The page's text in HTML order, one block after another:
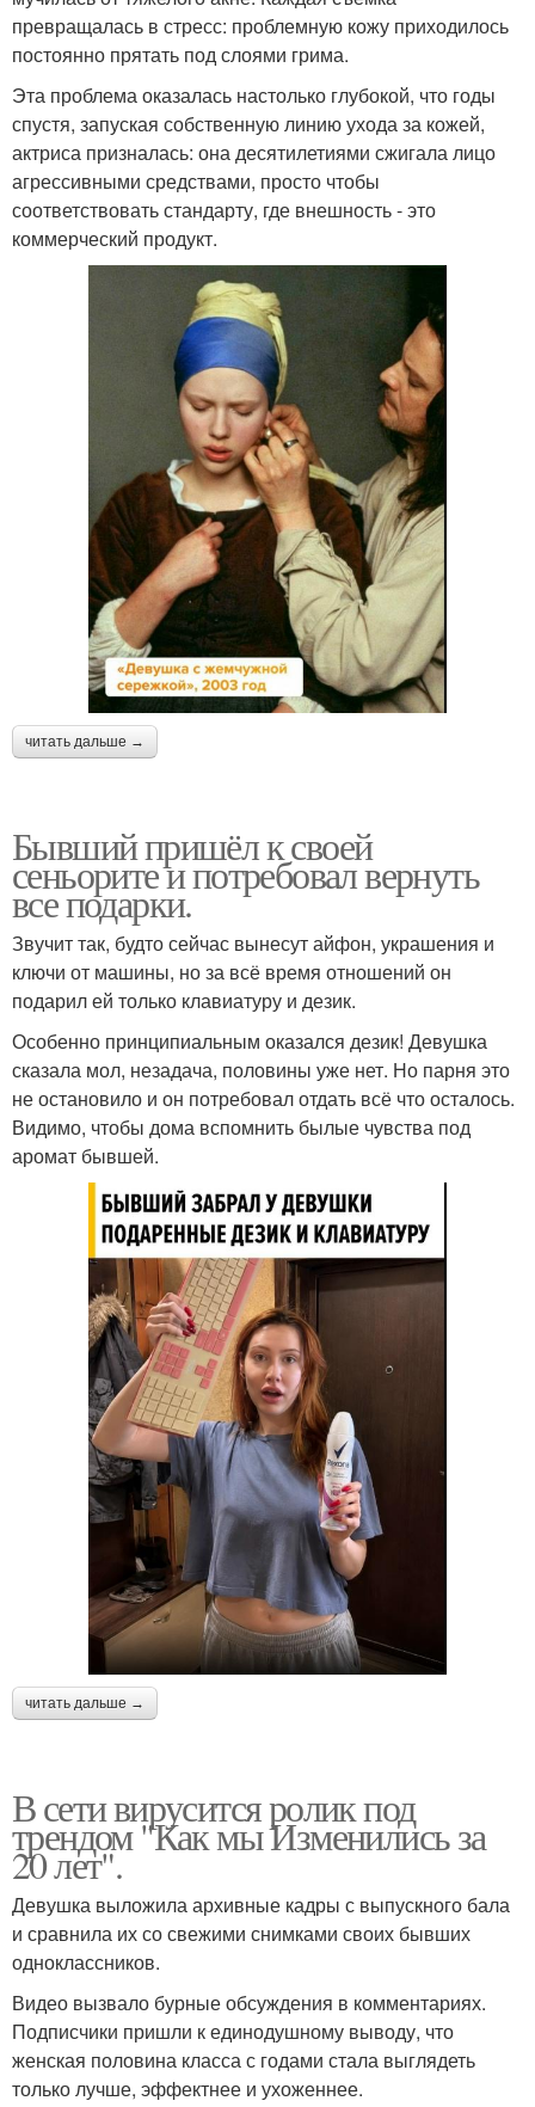
превращалась в стресс: проблемную кожу приходилось
постоянно прятать под слоями грима.
Эта проблема оказалась настолько глубокой, что годы
спустя, запуская собственную линию ухода за кожей,
актриса призналась: она десятилетиями сжигала лицо
агрессивными средствами, просто чтобы
соответствовать стандарту, где внешность - это
коммерческий продукт.
читать дальше →
Бывший пришёл к своей
сеньорите и потребовал вернуть
все подарки.
Звучит так, будто сейчас вынесут айфон, украшения и
ключи от машины, но за всё время отношений он
подарил ей только клавиатуру и дезик.
Особенно принципиальным оказался дезик! Девушка
сказала мол, незадача, половины уже нет. Но парня это
не остановило и он потребовал отдать всё что осталось.
Видимо, чтобы дома вспомнить былые чувства под
аромат бывшей.
читать дальше →
В сети вирусится ролик под
трендом "Как мы Изменились за
20 лет".
Девушка выложила архивные кадры с выпускного бала
и сравнила их со свежими снимками своих бывших
одноклассников.
Видео вызвало бурные обсуждения в комментариях.
Подписчики пришли к единодушному выводу, что
женская половина класса с годами стала выглядеть
только лучше, эффектнее и ухоженнее.